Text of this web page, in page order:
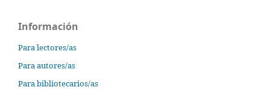
Información
Para lectores/as
Para autores/as
Para bibliotecarios/as